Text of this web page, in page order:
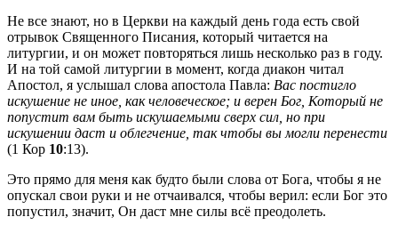
Не все знают, но в Церкви на каждый день года есть свой
отрывок Священного Писания, который читается на
литургии, и он может повторяться лишь несколько раз в году.
И на той самой литургии в момент, когда диакон читал
Апостол, я услышал слова апостола Павла: Вас постигло
искушение не иное, как человеческое; и верен Бог, Который не
попустит вам быть искушаемыми сверх сил, но при
искушении даст и облегчение, так чтобы вы могли перенести
(1 Кор 10:13).
Это прямо для меня как будто были слова от Бога, чтобы я не
опускал свои руки и не отчаивался, чтобы верил: если Бог это
попустил, значит, Он даст мне силы всё преодолеть.